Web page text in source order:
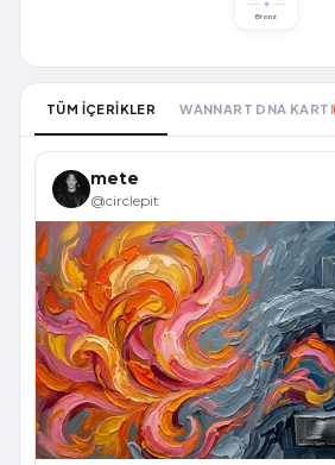
Bronz
TÜM İÇERİKLER WANNART DNA KARTI
mete
@circlepit